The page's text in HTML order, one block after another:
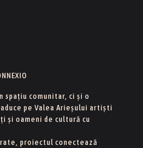
spațiu comunitar, ci și o
pe Valea Arieșului artiști
și oameni de cultură cu
proiectul conectează